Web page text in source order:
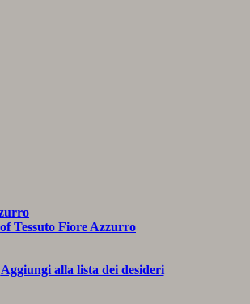
Aggiungi alla lista dei desideri